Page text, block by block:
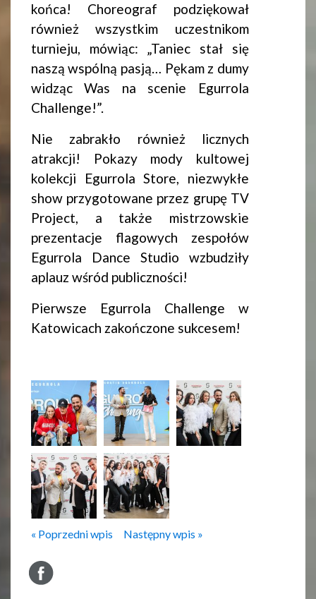
końca! Choreograf podziękował
również wszystkim uczestnikom
turnieju, mówiąc: „Taniec stał się
naszą wspólną pasją… Pękam z dumy
widząc Was na scenie Egurrola
Challenge!”.
Nie zabrakło również licznych
atrakcji! Pokazy mody kultowej
kolekcji Egurrola Store, niezwykłe
show przygotowane przez grupę TV
Project, a także mistrzowskie
prezentacje flagowych zespołów
Egurrola Dance Studio wzbudziły
aplauz wśród publiczności!
Pierwsze Egurrola Challenge w
Katowicach zakończone sukcesem!
« Poprzedni wpis Następny wpis »